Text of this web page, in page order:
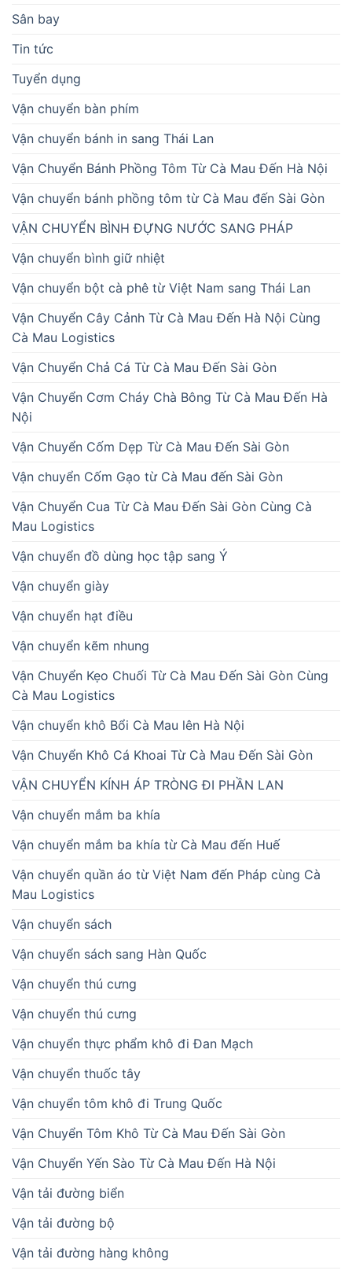
Sân bay
Tin tức
Tuyển dụng
Vận chuyển bàn phím
Vận chuyển bánh in sang Thái Lan
Vận Chuyển Bánh Phồng Tôm Từ Cà Mau Đến Hà Nội
Vận chuyển bánh phồng tôm từ Cà Mau đến Sài Gòn
VẬN CHUYỂN BÌNH ĐỰNG NƯỚC SANG PHÁP
Vận chuyển bình giữ nhiệt
Vận chuyển bột cà phê từ Việt Nam sang Thái Lan
Vận Chuyển Cây Cảnh Từ Cà Mau Đến Hà Nội Cùng
Cà Mau Logistics
Vận Chuyển Chả Cá Từ Cà Mau Đến Sài Gòn
Vận Chuyển Cơm Cháy Chà Bông Từ Cà Mau Đến Hà
Nội
Vận Chuyển Cốm Dẹp Từ Cà Mau Đến Sài Gòn
Vận chuyển Cốm Gạo từ Cà Mau đến Sài Gòn
Vận Chuyển Cua Từ Cà Mau Đến Sài Gòn Cùng Cà
Mau Logistics
Vận chuyển đồ dùng học tập sang Ý
Vận chuyển giày
Vận chuyển hạt điều
Vận chuyển kẽm nhung
Vận Chuyển Kẹo Chuối Từ Cà Mau Đến Sài Gòn Cùng
Cà Mau Logistics
Vận chuyển khô Bổi Cà Mau lên Hà Nội
Vận Chuyển Khô Cá Khoai Từ Cà Mau Đến Sài Gòn
VẬN CHUYỂN KÍNH ÁP TRÒNG ĐI PHẦN LAN
Vận chuyển mắm ba khía
Vận chuyển mắm ba khía từ Cà Mau đến Huế
Vận chuyển quần áo từ Việt Nam đến Pháp cùng Cà
Mau Logistics
Vận chuyển sách
Vận chuyển sách sang Hàn Quốc
Vận chuyển thú cưng
Vận chuyển thú cưng
Vận chuyển thực phẩm khô đi Đan Mạch
Vận chuyển thuốc tây
Vận chuyển tôm khô đi Trung Quốc
Vận Chuyển Tôm Khô Từ Cà Mau Đến Sài Gòn
Vận Chuyển Yến Sào Từ Cà Mau Đến Hà Nội
Vận tải đường biển
Vận tải đường bộ
Vận tải đường hàng không